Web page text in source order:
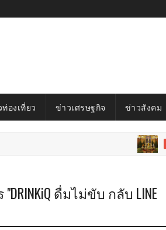
องเที่ยว ข่าวเศรษฐกิจ ข่าวสังคม
TOP
ดื่มไม่ขับ กลับ LINE